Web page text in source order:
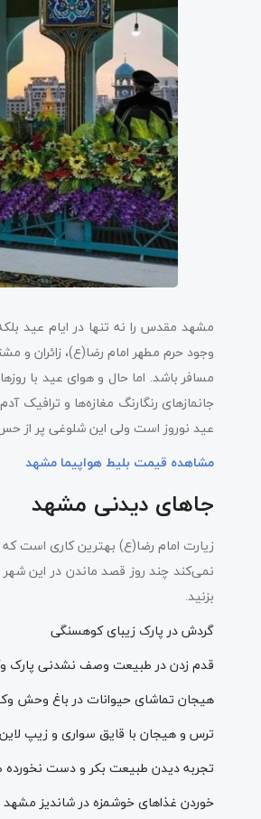
مشهد مقدس را نه تنها در ایام عید
وجود حرم مطهر امام رضا(ع)، زائران و
مسافر باشد. اما حال و هوای عید با
جانمازهای رنگارنگ مغازه‌ها و
عید نوروز است ولی این شلوغی پر از
مشاهده قیمت بلیط هواپیما مشهد
جاهای دیدنی مشهد
زیارت امام رضا(ع) بهترین کاری است که
نمی‌کند چند روز قصد ماندن در این شهر
بزنید.
گردش در پارک زیبای کوهسنگی
قدم زدن در طبیعت وصف نشدنی پارک
هیجان تماشای حیوانات در باغ وحش
ترس و هیجان با قایق سواری و زیپ لاین
تجربه دیدن طبیعت بکر و دست نخورده
خوردن غذاهای خوشمزه در شاندیز مشهد